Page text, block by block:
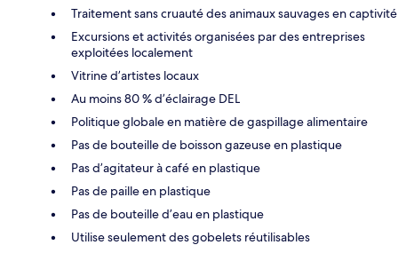
Traitement sans cruauté des animaux sauvages en captivité
Excursions et activités organisées par des entreprises
exploitées localement
Vitrine d’artistes locaux
Au moins 80 % d’éclairage DEL
Politique globale en matière de gaspillage alimentaire
Pas de bouteille de boisson gazeuse en plastique
Pas d’agitateur à café en plastique
Pas de paille en plastique
Pas de bouteille d’eau en plastique
Utilise seulement des gobelets réutilisables